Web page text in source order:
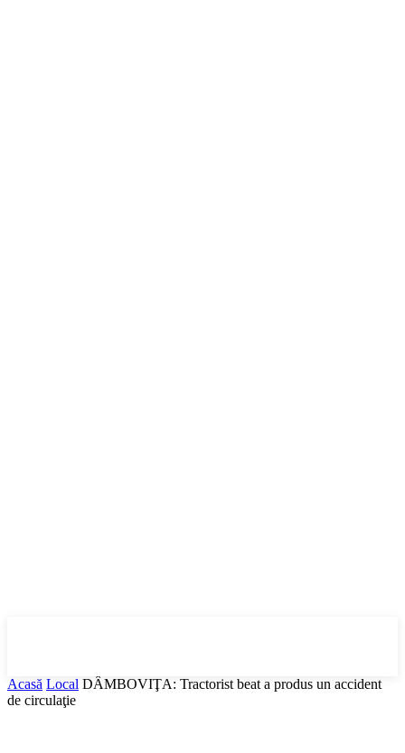
Acasă Local DÂMBOVIŢA: Tractorist beat a produs un accident
de circulaţie